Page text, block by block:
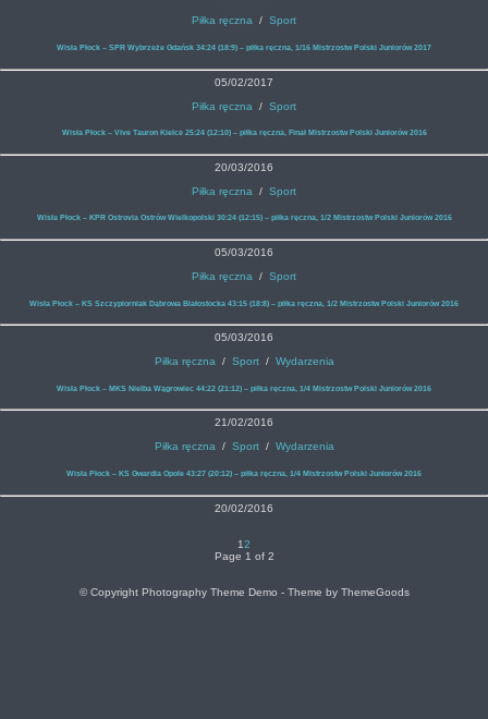
Piłka ręczna / Sport
Wisła Płock – SPR Wybrzeże Gdańsk 34:24 (18:9) – piłka ręczna, 1/16 Mistrzostw Polski Juniorów 2017
05/02/2017
Piłka ręczna / Sport
Wisła Płock – Vive Tauron Kielce 25:24 (12:10) – piłka ręczna, Finał Mistrzostw Polski Juniorów 2016
20/03/2016
Piłka ręczna / Sport
Wisła Płock – KPR Ostrovia Ostrów Wielkopolski 30:24 (12:15) – piłka ręczna, 1/2 Mistrzostw Polski Juniorów 2016
05/03/2016
Piłka ręczna / Sport
Wisła Płock – KS Szczypiorniak Dąbrowa Białostocka 43:15 (18:8) – piłka ręczna, 1/2 Mistrzostw Polski Juniorów 2016
05/03/2016
Piłka ręczna / Sport/ Wydarzenia
Wisła Płock – MKS Nielba Wągrowiec 44:22 (21:12) – piłka ręczna, 1/4 Mistrzostw Polski Juniorów 2016
21/02/2016
Piłka ręczna/ Sport/ Wydarzenia
Wisła Płock – KS Gwardia Opole 43:27 (20:12) – piłka ręczna, 1/4 Mistrzostw Polski Juniorów 2016
20/02/2016
12
Page 1 of 2
© Copyright Photography Theme Demo - Theme by ThemeGoods